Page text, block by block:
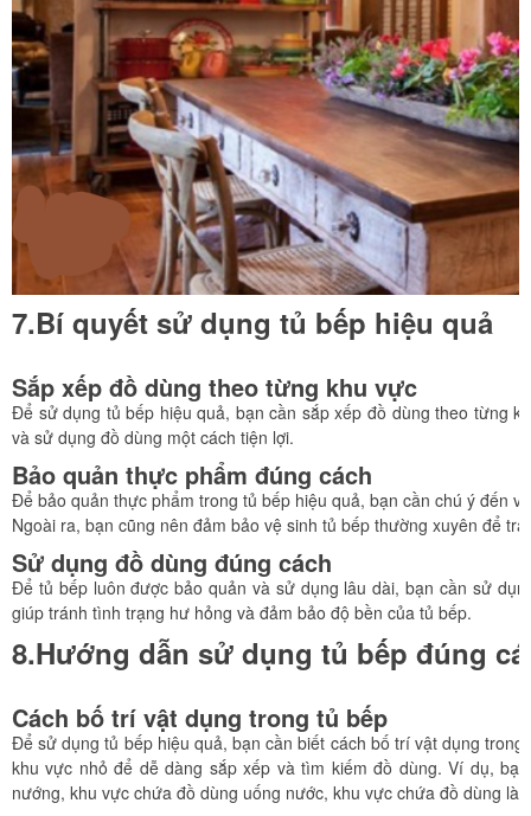
7.Bí quyết sử dụng tủ bếp hiệu quả
Sắp xếp đồ dùng theo từng khu vực
Để sử dụng tủ bếp hiệu quả, bạn cần sắp xếp đồ dùng theo từng
và sử dụng đồ dùng một cách tiện lợi.
Bảo quản thực phẩm đúng cách
Để bảo quản thực phẩm trong tủ bếp hiệu quả, bạn cần chú ý đến
Ngoài ra, bạn cũng nên đảm bảo vệ sinh tủ bếp thường xuyên để
Sử dụng đồ dùng đúng cách
Để tủ bếp luôn được bảo quản và sử dụng lâu dài, bạn cần sử
giúp tránh tình trạng hư hỏng và đảm bảo độ bền của tủ bếp.
8.Hướng dẫn sử dụng tủ bếp đúng
Cách bố trí vật dụng trong tủ bếp
Để sử dụng tủ bếp hiệu quả, bạn cần biết cách bố trí vật dụng
khu vực nhỏ để dễ dàng sắp xếp và tìm kiếm đồ dùng. Ví dụ,
nướng, khu vực chứa đồ dùng uống nước, khu vực chứa đồ dùng